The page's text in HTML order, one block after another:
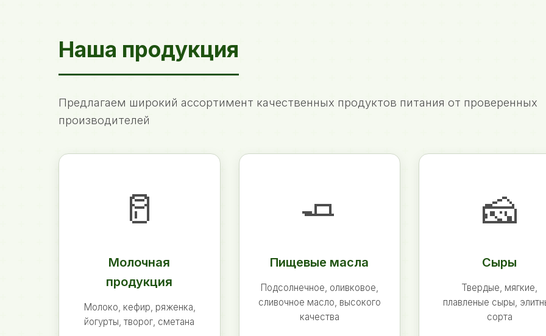
Наша продукция
Предлагаем широкий ассортимент качественных продуктов питания от проверенных
производителей
🥛
Молочная
продукция
Молоко, кефир, ряженка,
йогурты, творог, сметана
🧈
Пищевые масла
Подсолнечное, оливковое,
сливочное масло, высокого
качества
🧀
Сыры
Твердые, мягкие,
плавленые сыры,
сорта